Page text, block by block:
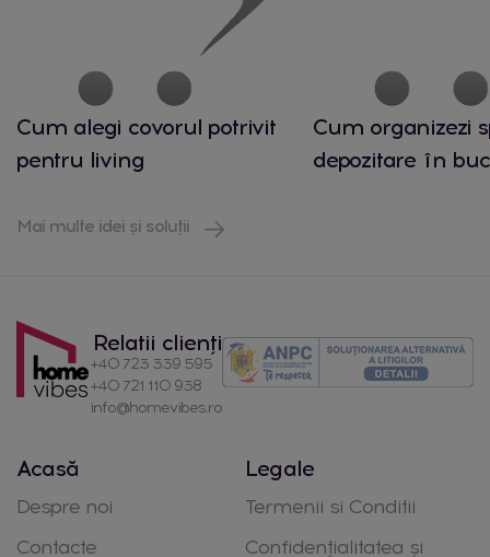
Cum alegi covorul potrivit
pentru living
Cum organizezi
depozitare în
Mai multe idei și soluții
Relatii clienți
+40 723 339 595
+40 721 110 938
info@homevibes.ro
Acasă
Despre noi
Contacte
Legale
Termenii si Conditii
Confidențialitatea și